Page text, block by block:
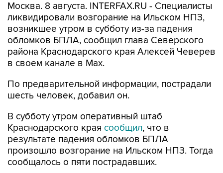
Москва. 8 августа. INTERFAX.RU - Специалисты
ликвидировали возгорание на Ильском НПЗ,
возникшее утром в субботу из-за падения
обломков БПЛА, сообщил глава Северского
района Краснодарского края Алексей Чеверев
в своем канале в Max.
По предварительной информации, пострадали
шесть человек, добавил он.
В субботу утром оперативный штаб
Краснодарского края сообщил, что в
результате падения обломков БПЛА
произошло возгорание на Ильском НПЗ. Тогда
сообщалось о пяти пострадавших.